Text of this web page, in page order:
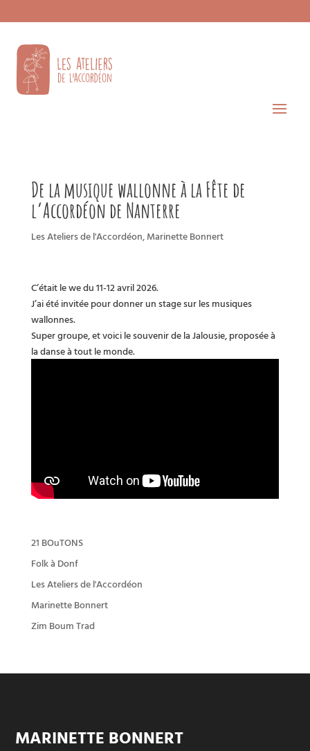
De la musique wallonne à la Fête de
l’Accordéon de Nanterre
Les Ateliers de l'Accordéon,Marinette Bonnert
C’était le we du 11-12 avril 2026.
J’ai été invitée pour donner un stage sur les musiques
wallonnes.
Super groupe, et voici le souvenir de la Jalousie, proposée à
la danse à tout le monde.
21 BOuTONS
Folk à Donf
Les Ateliers de l'Accordéon
Marinette Bonnert
Zim Boum Trad
MARINETTE BONNERT